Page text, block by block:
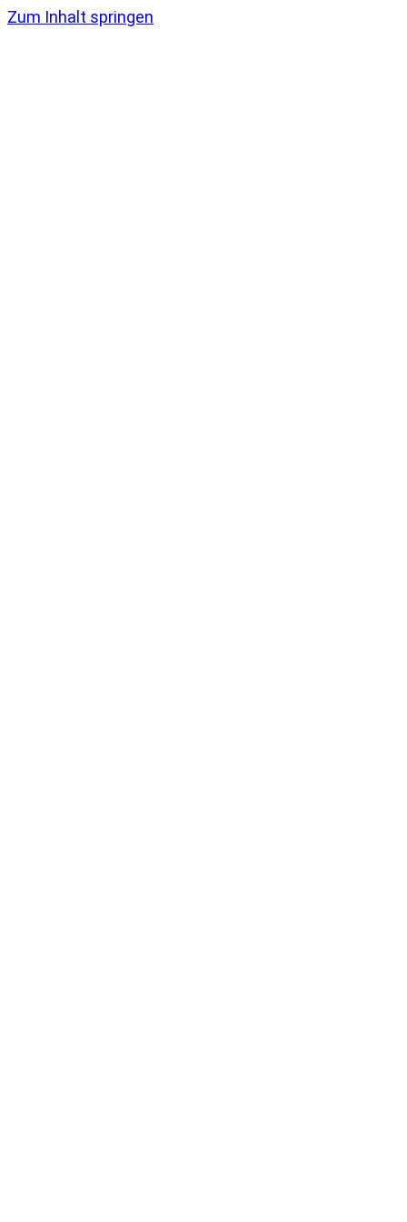
Zum Inhalt springen